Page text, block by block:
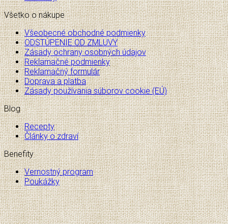
Všetko o nákupe
Všeobecné obchodné podmienky
ODSTÚPENIE OD ZMLUVY
Zásady ochrany osobných údajov
Reklamačné podmienky
Reklamačný formulár
Doprava a platba
Zásady používania súborov cookie (EÚ)
Blog
Recepty
Články o zdraví
Benefity
Vernostný program
Poukážky